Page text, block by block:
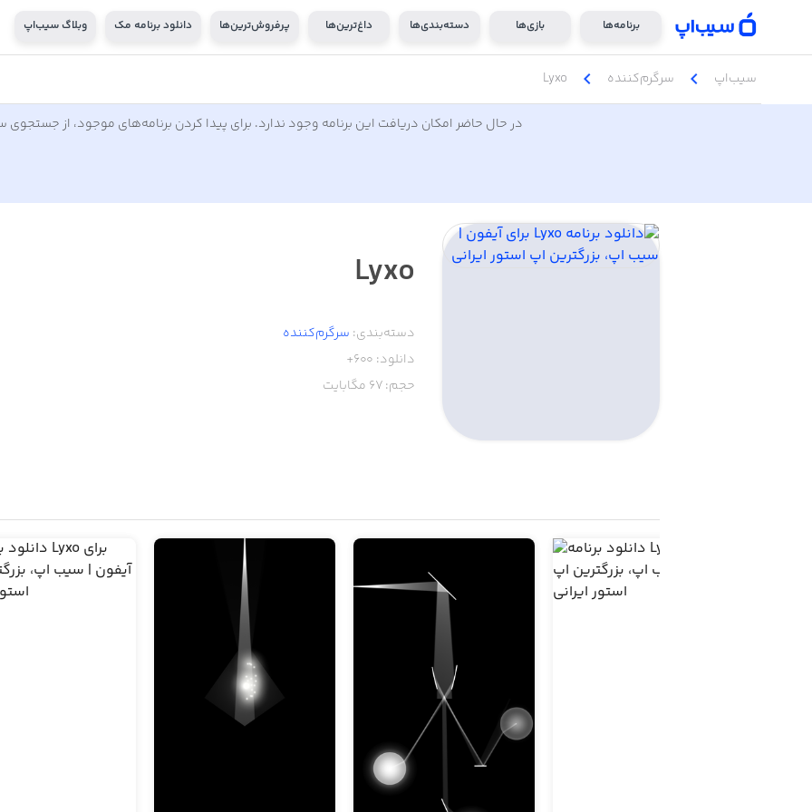
برنامه‌ها بازی‌ها دسته‌بندی‌ها داغ‌ترین‌ها پرفروش‌ترین‌ها دانلود برنامه مک وبلاگ سیب‌اپ
سیب‌اپ chevron_left سرگرم‌کننده chevron_left
Lyxo
در حال حاضر امکان دریافت این برنامه وجود ندارد. برای پیدا کردن برنامه‌های موجود، از
Lyxo
دسته‌بندی: سرگرم‌کننده
دانلود: 600+
حجم:67 مگابایت